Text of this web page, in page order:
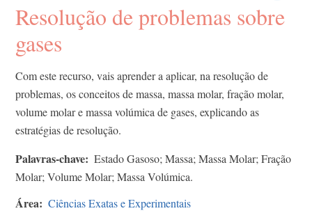
Resolução de problemas sobre
gases
Com este recurso, vais aprender a aplicar, na resolução de
problemas, os conceitos de massa, massa molar, fração molar,
volume molar e massa volúmica de gases, explicando as
estratégias de resolução.
Palavras-chave
Estado Gasoso; Massa; Massa Molar; Fração
Molar; Volume Molar; Massa Volúmica.
Área Ciências Exatas e Experimentais